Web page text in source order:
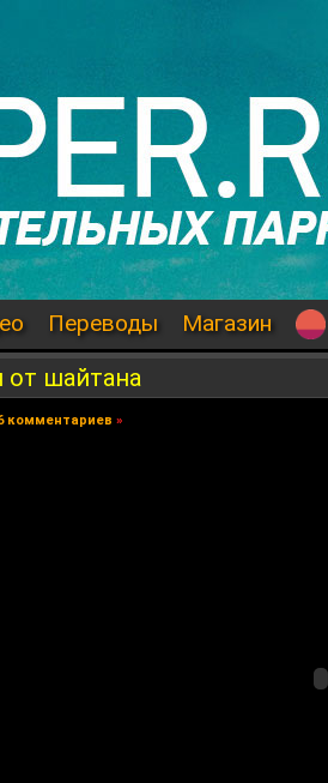
Переводы Магазин
от шайтана
комментариев »